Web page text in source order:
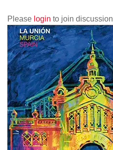
Please login to join discussion